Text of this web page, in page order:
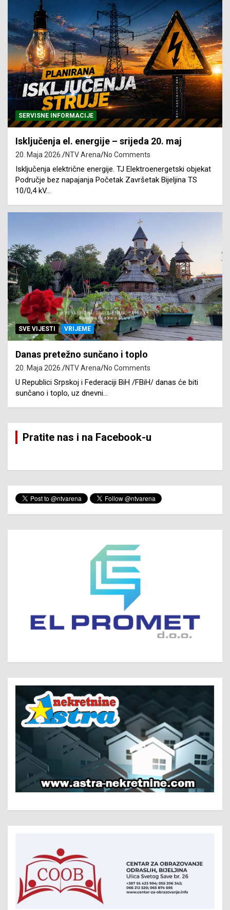
SERVISNE INFORMACIJE
Isključenja el. energije – srijeda 20. maj
20. Maja 2026. NTV Arena No Comments
Isključenja električne energije. TJ Elektroenergetski objekat
Područje bez napajanja Početak Završetak Bijeljina TS
10/0,4 kV…
SVE VIJESTI VRIJEME
Danas pretežno sunčano i toplo
20. Maja 2026. NTV Arena No Comments
U Republici Srpskoj i Federaciji BiH /FBiH/ danas će biti
sunčano i toplo, uz dnevni…
Pratite nas i na Facebook-u